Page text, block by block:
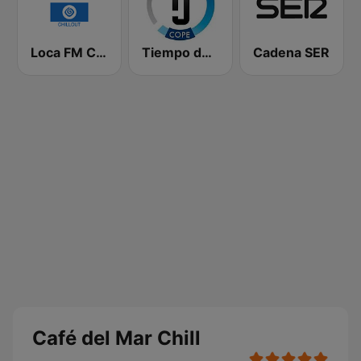
Loca FM Chill Out Tiempo de Juego Cope Directo 2 Cadena SER
Café del Mar Chill